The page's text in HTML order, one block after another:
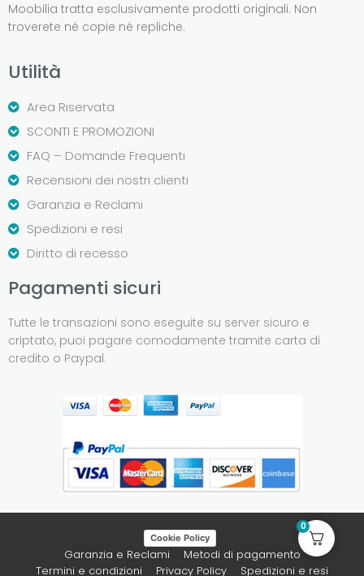
Moobilia tratta esclusivamente prodotti originali. Non
troverete né copie né repliche.
Utilità
Area Riservata
SCONTI E PROMOZIONI
FAQ – Domande Frequenti
Recensioni dei nostri clienti
Garanzia e Reclami
Spedizioni e resi
Diritto di recesso
Pagamenti sicuri
Tutte le transazioni sono eseguite su server sicuro e
criptato, puoi pagare comodamente tramite carta di
credito o Paypal.
Cookie Policy
Garanzia e Reclami
Metodi di pagamento
Termini e condizioni
Privacy Policy Spedizioni e resi
0